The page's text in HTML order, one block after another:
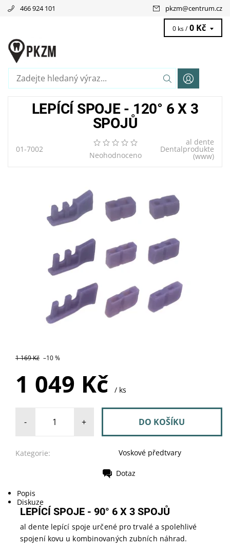
466 924 101 pkzm@centrum.cz
0 ks / 0 Kč
LEPÍCÍ SPOJE - 120° 6 X 3
SPOJŮ
01-7002
Neohodnoceno
al dente
Dentalprodukte
(www)
1 169 Kč –10 %
1 049 Kč / ks
- +
Kategorie: Voskové předtvary
Dotaz
Popis
Diskuze
LEPÍCÍ SPOJE - 90° 6 X 3 SPOJŮ
al dente lepící spoje určené pro trvalé a spolehlivé
spojení kovu u kombinovaných zubních náhrad.